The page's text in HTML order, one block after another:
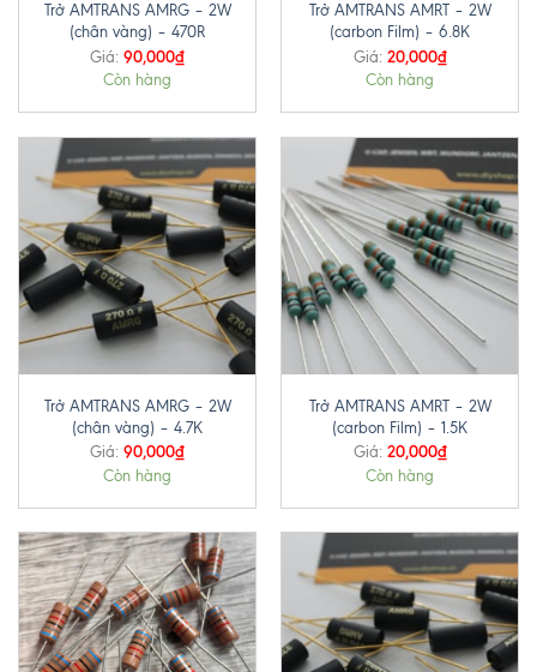
Trở AMTRANS AMRG – 2W
(chân vàng) – 470R
Giá: 90,000₫
Còn hàng
Trở AMTRANS AMRT – 2W
(carbon Film) – 6.8K
Giá: 20,000₫
Còn hàng
Trở AMTRANS AMRG – 2W
(chân vàng) – 4.7K
Giá: 90,000₫
Còn hàng
Trở AMTRANS AMRT – 2W
(carbon Film) – 1.5K
Giá: 20,000₫
Còn hàng